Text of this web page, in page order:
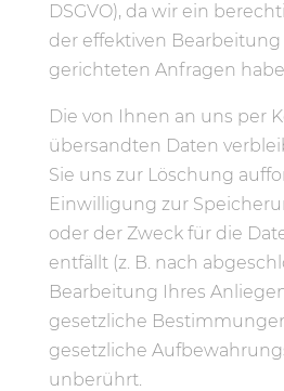
DSGVO), da wir ein
der effektiven Bearbeitung
gerichteten Anfragen
Die von Ihnen an uns per
übersandten Daten
Sie uns zur Löschung
Einwilligung zur
oder der Zweck für die
entfällt (z. B. nach
Bearbeitung Ihres
gesetzliche
gesetzliche
unberührt.